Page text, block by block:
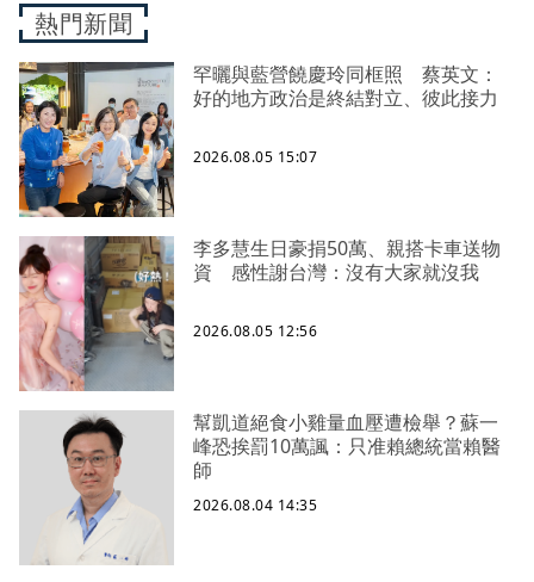
熱門新聞
罕曬與藍營饒慶玲同框照 蔡英文：
好的地方政治是終結對立、彼此接力
2026.08.05 15:07
李多慧生日豪捐50萬、親搭卡車送物
資 感性謝台灣：沒有大家就沒我
2026.08.05 12:56
幫凱道絕食小雞量血壓遭檢舉？蘇一
峰恐挨罰10萬諷：只准賴總統當賴醫
師
2026.08.04 14:35